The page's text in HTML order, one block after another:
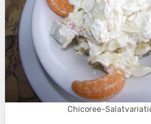
Chicoree-